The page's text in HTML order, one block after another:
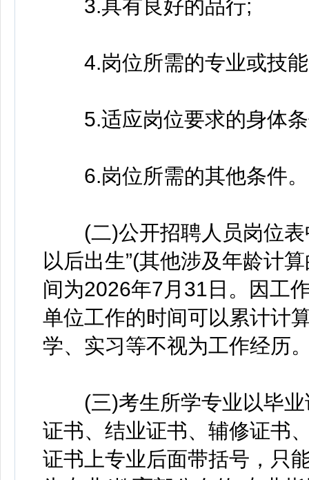
3.具有良好的品行;
4.岗位所需的专业或技能
5.适应岗位要求的身体
6.岗位所需的其他条件。
(二)公开招聘人员岗位表
以后出生”(其他涉及年龄计
间为2026年7月31日。因工
单位工作的时间可以累计计
学、实习等不视为工作经历
(三)考生所学专业以毕业
证书、结业证书、辅修证书
证书上专业后面带括号，只